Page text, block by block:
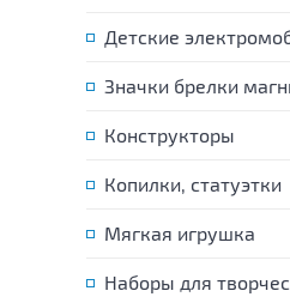
Детские
Значки брелки
Конструкторы
Копилки, статуэтки
Мягкая игрушка
Наборы для
Кукла 35см с расческой
75157